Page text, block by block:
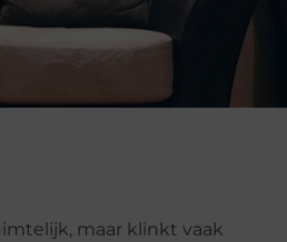
maar klinkt vaak